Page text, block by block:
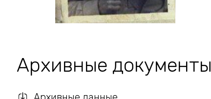
Архивные документы